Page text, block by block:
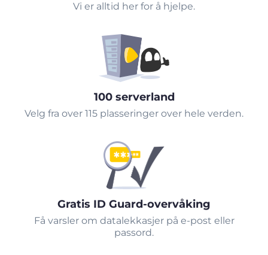
Vi er alltid her for å hjelpe.
100 serverland
Velg fra over 115 plasseringer over hele verden.
Gratis ID Guard-overvåking
Få varsler om datalekkasjer på e-post eller
passord.